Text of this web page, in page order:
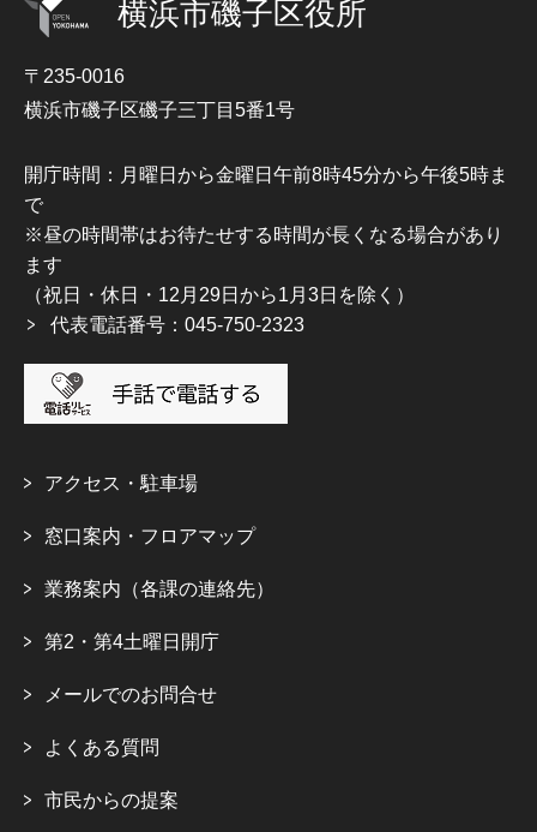
横浜市磯子区役所
〒235-0016
横浜市磯子区磯子三丁目5番1号
開庁時間：月曜日から金曜日午前8時45分から午後5時ま
で
※昼の時間帯はお待たせする時間が長くなる場合があり
ます
（祝日・休日・12月29日から1月3日を除く）
代表電話番号：045-750-2323
アクセス・駐車場
窓口案内・フロアマップ
業務案内（各課の連絡先）
第2・第4土曜日開庁
メールでのお問合せ
よくある質問
市民からの提案